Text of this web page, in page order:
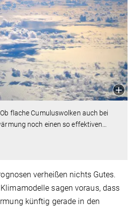
flache Cumuluswolken auch bei
noch einen so effektiven
verheißen nichts Gutes.
sagen voraus, dass
künftig gerade in den